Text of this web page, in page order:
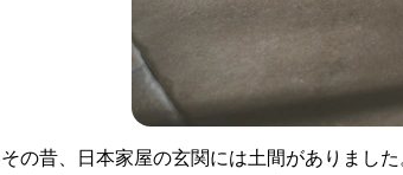
その昔、日本家屋の玄関には土間がありまし